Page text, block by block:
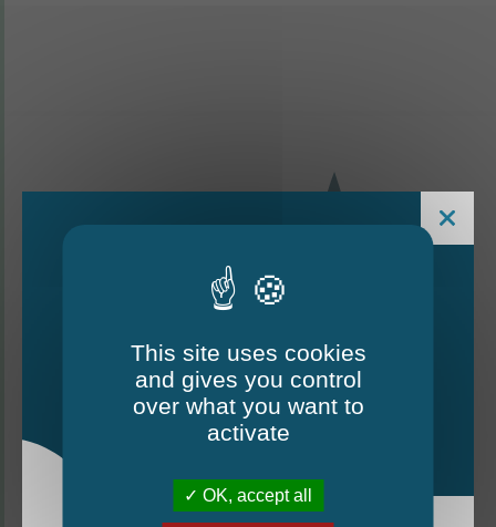
CONTACTEZ-NOUS
Le Mag - édition estivale
This site uses cookies
and gives you control
over what you want to
activate
OK, accept all